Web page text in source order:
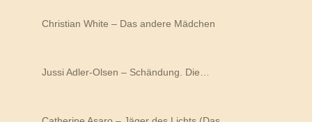
Christian White – Das andere Mädchen
Jussi Adler-Olsen – Schändung. Die…